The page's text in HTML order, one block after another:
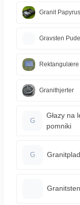
Granit Papyrus
Gravsten
Granithjerter
G
Głazy na
pomniki
G